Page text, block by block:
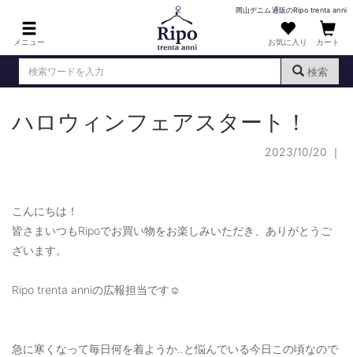
メニュー
岡山デニム通販のRipo trenta anni
お気に入り カート
検索
ログイン （新規会員登録）
PANTS : パンツ
TOPS : トップス
ハロウィンフェアスタート！
2023/10/20 ｜
こんにちは！
皆さまいつもRipoでお買い物をお楽しみいただき、ありがとうご
ざいます。
Ripo trenta anniの広報担当です☺
急に寒くなって毎日何を着ようか‥と悩んでいる今日この頃なので